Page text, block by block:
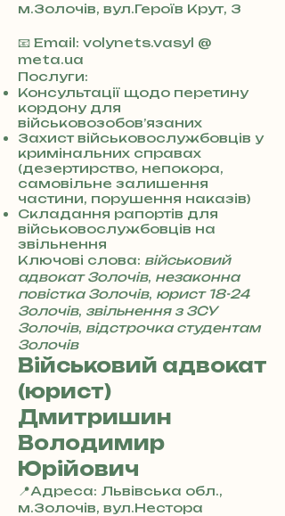
м.Золочів, вул.Героїв Крут, 3
3
8
0
7
3
0
4
8
5
7
8
4
📧 Email: volynets.vasyl @
meta.ua
Послуги:
Консультації щодо перетину
кордону для
військовозобов’язаних
Захист військовослужбовців у
кримінальних справах
(дезертирство, непокора,
самовільне залишення
частини, порушення наказів)
Складання рапортів для
військовослужбовців на
звільнення
Ключові слова: військовий
адвокат Золочів, незаконна
повістка Золочів, юрист 18-24
Золочів, звільнення з ЗСУ
Золочів, відстрочка студентам
Золочів
Військовий адвокат
(юрист)
Дмитришин
Володимир
Юрійович
📍Адреса: Львівська обл.,
м.Золочів, вул.Нестора